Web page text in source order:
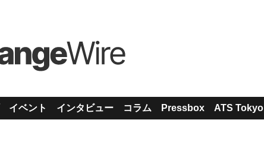
イベント インタビュー コラム Pressbox ATS Tokyo